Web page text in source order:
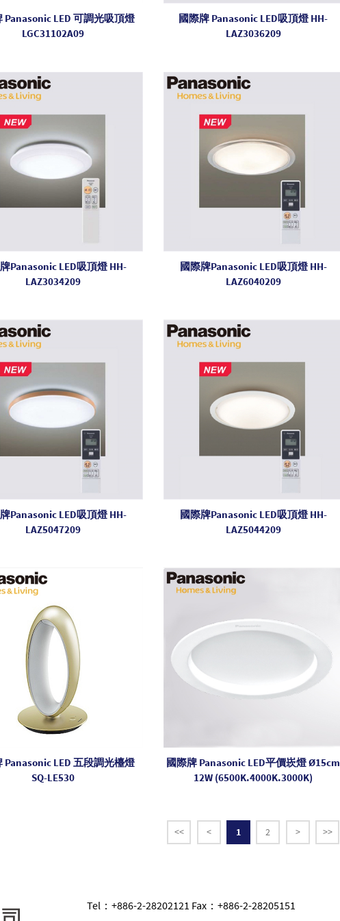
Panasonic LED 可調光吸頂燈
LGC31102A09
國際牌 Panasonic LED吸頂燈 HH-
LAZ3036209
Panasonic LED吸頂燈 HH-
LAZ3034209
國際牌Panasonic LED吸頂燈 HH-
LAZ6040209
Panasonic LED吸頂燈 HH-
LAZ5047209
國際牌Panasonic LED吸頂燈 HH-
LAZ5044209
Panasonic LED 五段調光檯燈
SQ-LE530
國際牌 Panasonic LED平價崁燈 Ø15cm
12W (6500K.4000K.3000K)
<< < 1 2 > >>
Tel：+886-2-28202121 Fax：+886-2-28205151